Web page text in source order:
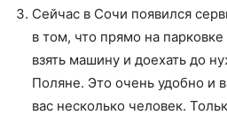
Сейчас в Сочи появился
в том, что прямо на
взять машину и доехать до
Поляне. Это очень удобно и
вас несколько человек.